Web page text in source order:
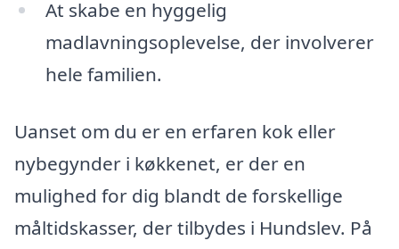
At skabe en hyggelig
madlavningsoplevelse, der involverer
hele familien.
Uanset om du er en erfaren kok eller
nybegynder i køkkenet, er der en
mulighed for dig blandt de forskellige
måltidskasser, der tilbydes i Hundslev. På